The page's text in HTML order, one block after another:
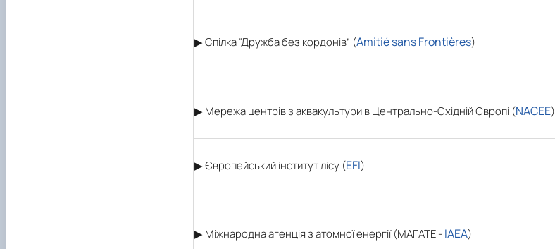
▶ Спілка “Дружба без кордонів” (Amitié sans Frontières)
▶ Мережа центрів з аквакультури в Центрально-Східній Європі (NACEE)
▶ Європейський інститут лісу (EFI)
▶ Міжнародна агенція з атомної енергії (МАГАТЕ -IAEA)